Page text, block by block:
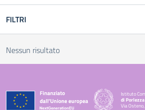
FILTRI
Nessun risultato
Istituto
di Porlezza
Via